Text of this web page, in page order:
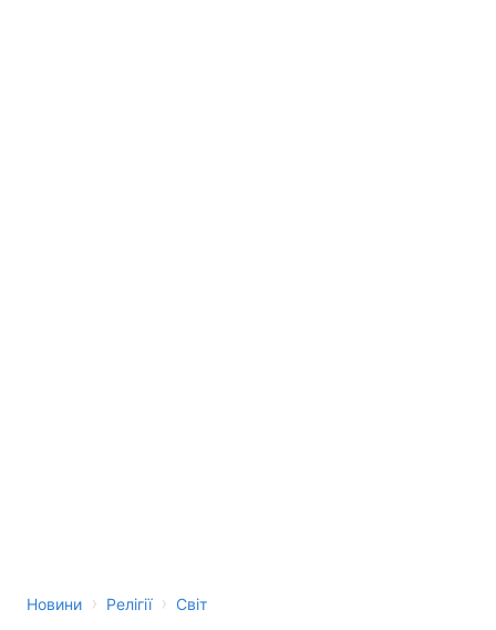
Новини › Релігії › Світ